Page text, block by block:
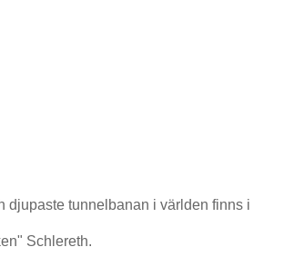
djupaste tunnelbanan i världen finns i
Schlereth.